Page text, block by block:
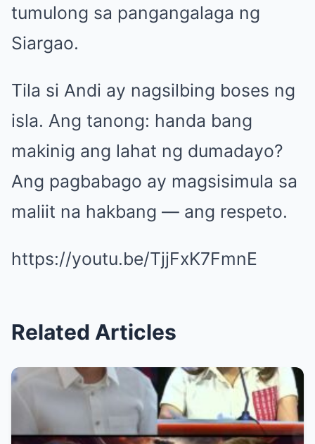
tumulong sa pangangalaga ng
Siargao.
Tila si Andi ay nagsilbing boses ng
isla. Ang tanong: handa bang
makinig ang lahat ng dumadayo?
Ang pagbabago ay magsisimula sa
maliit na hakbang — ang respeto.
https://youtu.be/TjjFxK7FmnE
Related Articles